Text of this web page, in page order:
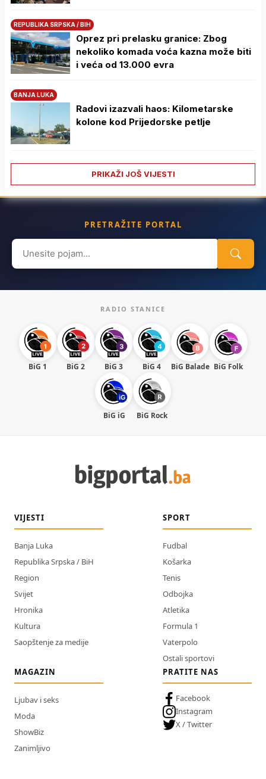
REPUBLIKA SRPSKA / BIH
Oprez pri prelasku granice: Zbog
nekoliko komada voća kazna može biti
i veća od 13.000 evra
BANJA LUKA
Radovi izazvali haos: Kilometarske
kolone kod Prijedorske petlje
PRIKAŽI JOŠ VIJESTI
PRETRAŽITE PORTAL
Search
for:
RADIO STANICE
BiG 1 BiG 2 BiG 3 BiG 4 BiG Balade BiG Folk
BiG iG BiG Rock
VIJESTI
Banja Luka
Republika Srpska / BiH
Region
Svijet
Hronika
Kultura
Saopštenje za medije
SPORT
Fudbal
Košarka
Tenis
Odbojka
Atletika
Formula 1
Vaterpolo
Ostali sportovi
MAGAZIN
Ljubav i seks
Moda
ShowBiz
Zanimljivo
PRATITE NAS
Facebook
Instagram
X / Twitter